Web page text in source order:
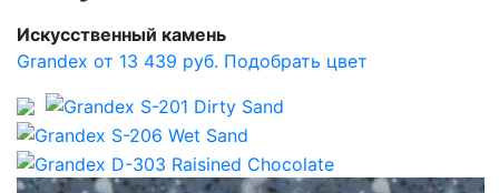
Искусственный камень
Grandex от 13 439 руб. Подобрать цвет